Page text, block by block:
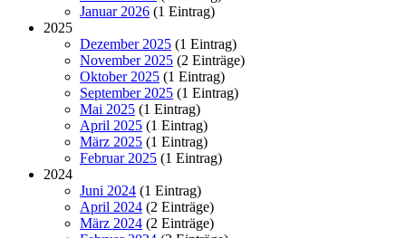
Januar 2026 (1 Eintrag)
2025
Dezember 2025 (1 Eintrag)
November 2025 (2 Einträge)
Oktober 2025 (1 Eintrag)
September 2025 (1 Eintrag)
Mai 2025 (1 Eintrag)
April 2025 (1 Eintrag)
März 2025 (1 Eintrag)
Februar 2025 (1 Eintrag)
2024
Juni 2024 (1 Eintrag)
April 2024 (2 Einträge)
März 2024 (2 Einträge)